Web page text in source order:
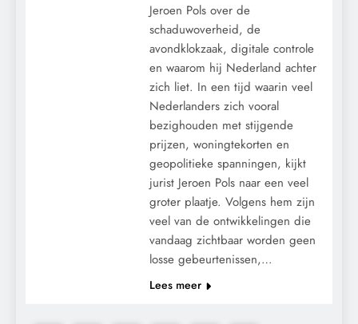
Jeroen Pols over de
schaduwoverheid, de
avondklokzaak, digitale controle
en waarom hij Nederland achter
zich liet. In een tijd waarin veel
Nederlanders zich vooral
bezighouden met stijgende
prijzen, woningtekorten en
geopolitieke spanningen, kijkt
jurist Jeroen Pols naar een veel
groter plaatje. Volgens hem zijn
veel van de ontwikkelingen die
vandaag zichtbaar worden geen
losse gebeurtenissen,…
Lees meer